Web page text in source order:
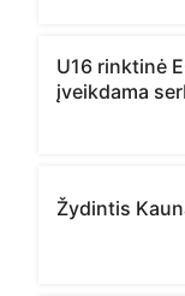
U16 rinktinė
įveikdama
Žydintis